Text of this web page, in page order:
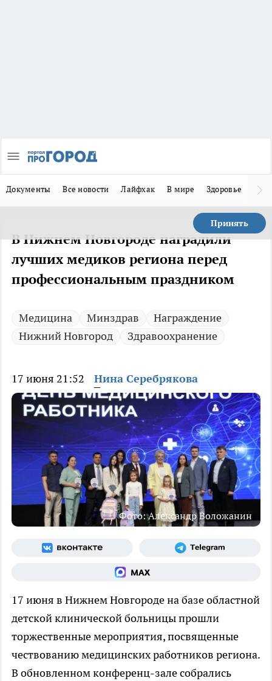
Документы Все новости Лайфхак В мире Здоровье
Принять
В Нижнем Новгороде наградили
лучших медиков региона перед
профессиональным праздником
Медицина Минздрав
Награждение
Нижний Новгород
Здравоохранение
17 июня 21:52 Нина Серебрякова
Фото: Александр Воложанин
17 июня в Нижнем Новгороде на базе областной
детской клинической больницы прошли
торжественные мероприятия, посвященные
чествованию медицинских работников региона.
В обновленном конференц-зале собрались